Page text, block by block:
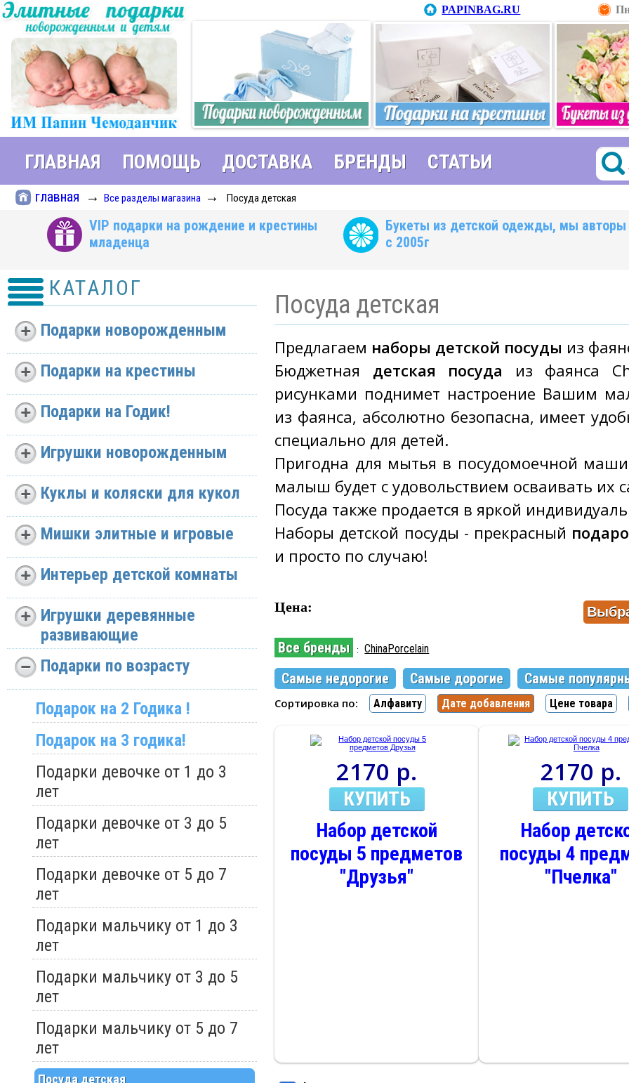
PAPINBAG.RU
ГЛАВНАЯ ПОМОЩЬ ДОСТАВКА БРЕНДЫ СТАТЬИ
главная → Все разделы магазина → Посуда детская
VIP подарки на рождение и крестины
младенца
Букеты из детской одежды, мы авторы
с 2005г
КАТАЛОГ
Подарки новорожденным
Подарки на крестины
Подарки на Годик!
Игрушки новорожденным
Куклы и коляски для кукол
Мишки элитные и игровые
Интерьер детской комнаты
Игрушки деревянные
развивающие
Подарки по возрасту
Подарок на 2 Годика !
Подарок на 3 годика!
Подарки девочке от 1 до 3
лет
Подарки девочке от 3 до 5
лет
Подарки девочке от 5 до 7
лет
Подарки мальчику от 1 до 3
лет
Подарки мальчику от 3 до 5
лет
Подарки мальчику от 5 до 7
лет
Посуда детская
Посуда детская
Предлагаем наборы детской посуды из
Бюджетная детская посуда из фаянса
рисунками поднимет настроение Вашим
из фаянса, абсолютно безопасна, имеет
специально для детей.
Пригодна для мытья в посудомоечной
малыш будет с удовольствием осваивать их
Посуда также продается в яркой
Наборы детской посуды - прекрасный
и просто по случаю!
Цена:
Все бренды : ChinaPorcelain
Самые недорогие Самые дорогие Самые
Сортировка по: Алфавиту Дате добавления Цене товара
2170 р.
КУПИТЬ
Набор детской
посуды 5 предметов
"Друзья"
2170 р.
КУПИТЬ
Набор
посуды 4
"Пчелка"